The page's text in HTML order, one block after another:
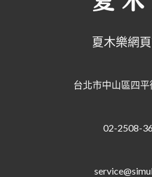
夏木樂網
台北市中山區四
02-2508-